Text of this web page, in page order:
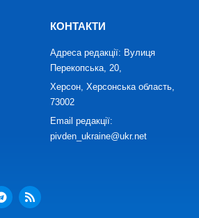
КОНТАКТИ
Адреса редакції: Вулиця
Перекопська, 20,
Херсон, Херсонська область,
73002
Email редакції:
pivden_ukraine@ukr.net